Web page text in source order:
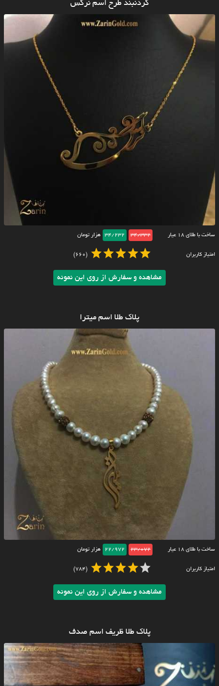
گردنبند طرح اسم نرگس
ساخت با طلای ۱۸ عیار 34/332
34/232 هزار تومان
امتیاز کاربران (660)
مشاهده و سفارش از روی این نمونه
پلاک طلا اسم میترا
ساخت با طلای ۱۸ عیار 23/072
22/972 هزار تومان
امتیاز کاربران (784)
مشاهده و سفارش از روی این نمونه
پلاک طلا ظریف اسم صدف